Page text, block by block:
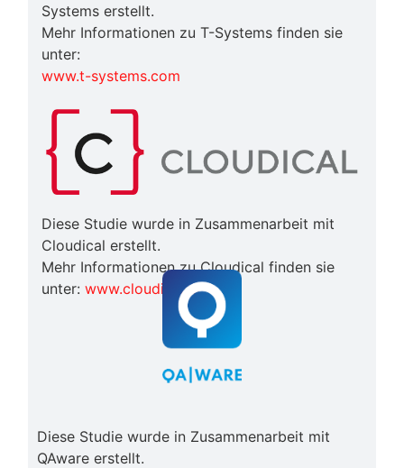
Systems erstellt.
Mehr Informationen zu T-Systems finden sie
unter:
www.t-systems.com
Diese Studie wurde in Zusammenarbeit mit
Cloudical erstellt.
Mehr Informationen zu Cloudical finden sie
unter:www.cloudical.io
Diese Studie wurde in Zusammenarbeit mit
QAware erstellt.